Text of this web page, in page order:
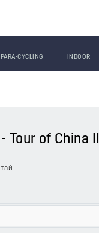
PARA-CYCLING INDOOR
Tour of China II